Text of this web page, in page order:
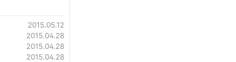
2015.05.12
2015.04.28
2015.04.28
2015.04.28